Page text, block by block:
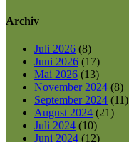
Archiv
Juli 2026 (8)
Juni 2026 (17)
Mai 2026 (13)
November 2024 (8)
September 2024 (11)
August 2024 (21)
Juli 2024 (10)
Juni 2024 (12)